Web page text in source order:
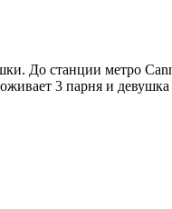
До станции метро
3 парня и